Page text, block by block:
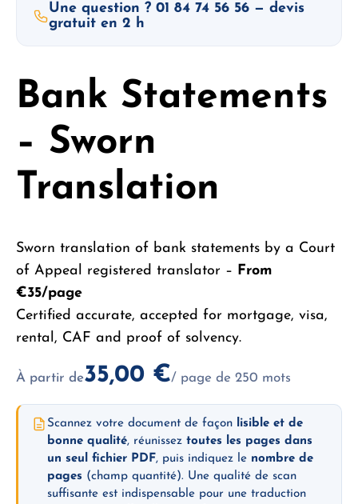
Une question ? 01 84 74 56 56 — devis
gratuit en 2 h
Bank Statements
– Sworn
Translation
Sworn translation of bank statements by a Court
of Appeal registered translator – From
€35/page
Certified accurate, accepted for mortgage, visa,
rental, CAF and proof of solvency.
À partir de35,00 €/ page de 250 mots
Scannez votre document de façon
lisible et de
bonne qualité, réunisseztoutes les pages dans
un seul fichier PDF, puis indiquez le nombre de
pages (champ quantité). Une qualité de scan
suffisante est indispensable pour une traduction